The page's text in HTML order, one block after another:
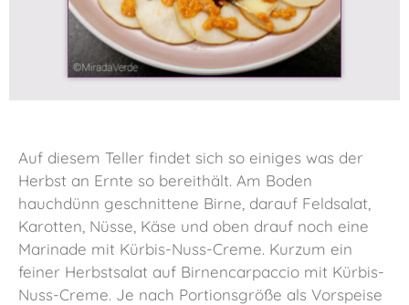
Auf diesem Teller findet sich so einiges was der
Herbst an Ernte so bereithält. Am Boden
hauchdünn geschnittene Birne, darauf Feldsalat,
Karotten, Nüsse, Käse und oben drauf noch eine
Marinade mit Kürbis-Nuss-Creme. Kurzum ein
feiner Herbstsalat auf Birnencarpaccio mit Kürbis-
Nuss-Creme. Je nach Portionsgröße als Vorspeise